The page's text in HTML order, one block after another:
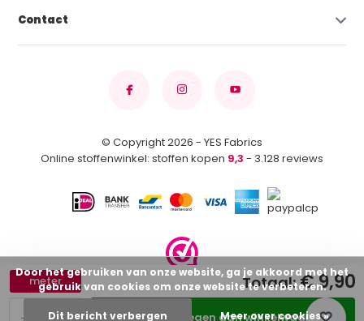
meter
Toevoegen aan winkelwagen
Totaal:€ 9,90
Contact
© Copyright 2026 - YES Fabrics
Online stoffenwinkel: stoffen kopen 9,3 - 3.128 reviews
Door het gebruiken van onze website, ga je akkoord met het
gebruik van cookies om onze website te verbeteren.
Dit bericht verbergen Meer over cookies »